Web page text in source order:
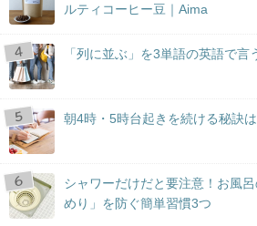
ルティコーヒー豆｜Aima
「列に並ぶ」を3単語の英語で言
朝4時・5時台起きを続ける秘訣
シャワーだけだと要注意！お風
めり」を防ぐ簡単習慣3つ